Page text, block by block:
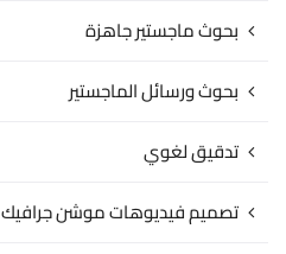
بحوث ماجستير جاهزة
بحوث ورسائل الماجستير
تدقيق لغوي
تصميم فيديوهات موشن جرافيك